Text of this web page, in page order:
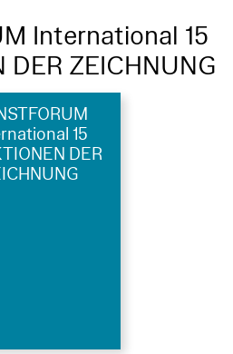
International 15
DER ZEICHNUNG
15
DER